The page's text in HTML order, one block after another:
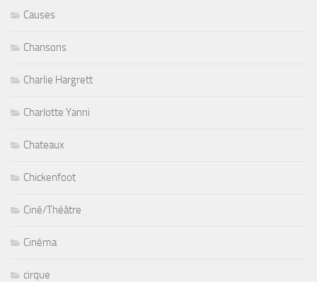
Causes
Chansons
Charlie Hargrett
Charlotte Yanni
Chateaux
Chickenfoot
Ciné/Théâtre
Cinéma
cirque